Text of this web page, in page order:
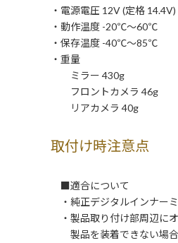
・電源電圧 12V (定格 14.4V)
・動作温度 -20℃～60℃
・保存温度 -40℃～85℃
・重量
ミラー 430g
フロントカメラ 46g
リアカメラ 40g
取付け時注意点
■適合について
・純正デジタルインナー
・製品取り付け部周辺に
製品を装着できない場合